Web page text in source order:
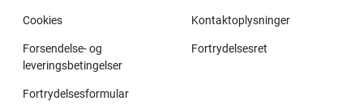
Cookies Kontaktoplysninger
Forsendelse- og
leveringsbetingelser
Fortrydelsesret
Fortrydelsesformular